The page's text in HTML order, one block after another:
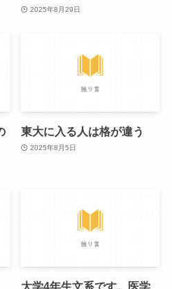
2025年8月29日
東大に入る人は格が違う
2025年8月5日
大学4年生文系です。医学